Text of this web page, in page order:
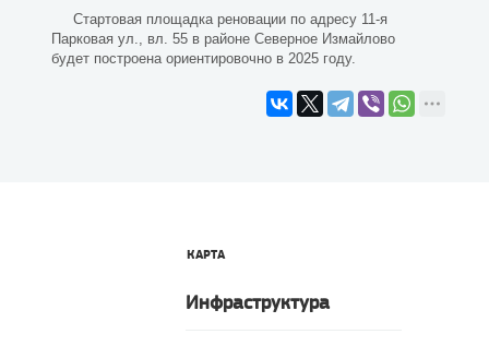
Стартовая площадка реновации по адресу 11-я
Парковая ул., вл. 55 в районе Северное Измайлово
будет построена ориентировочно в 2025 году.
КАРТА
Инфраструктура